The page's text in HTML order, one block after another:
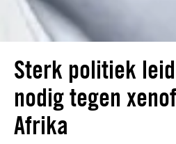
Sterk politiek
nodig tegen
Afrika